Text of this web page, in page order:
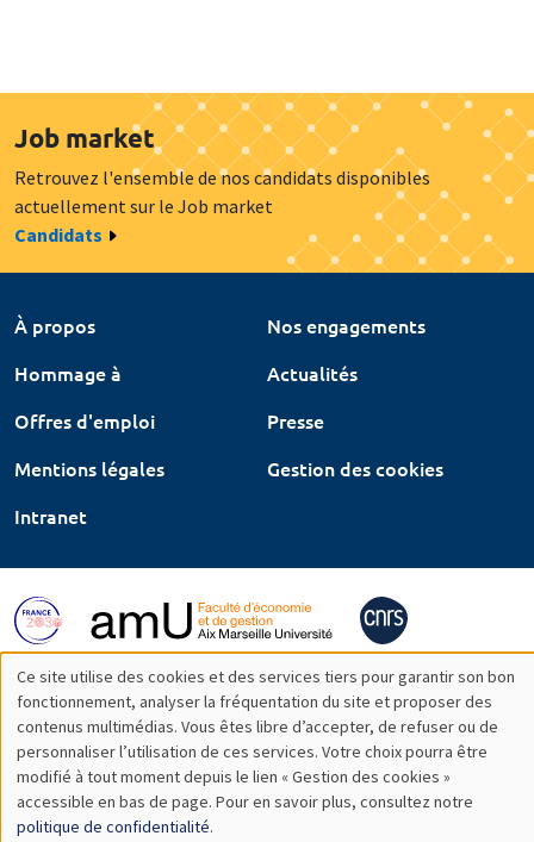
Job market
Retrouvez l'ensemble de nos candidats disponibles
actuellement sur le Job market
Candidats
À propos
Nos engagements
Hommage à
Actualités
Offres d'emploi
Presse
Mentions légales
Gestion des cookies
Intranet
Utilisation
des
données
personnelles
Ce site utilise des cookies et des services tiers pour garantir son bon
fonctionnement, analyser la fréquentation du site et proposer des
contenus multimédias. Vous êtes libre d’accepter, de refuser ou de
personnaliser l’utilisation de ces services. Votre choix pourra être
modifié à tout moment depuis le lien « Gestion des cookies »
accessible en bas de page. Pour en savoir plus, consultez notre
politique de confidentialité.